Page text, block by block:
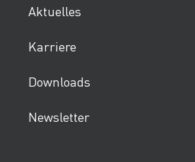
Aktuelles
Karriere
Downloads
Newsletter